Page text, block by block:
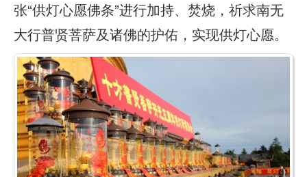
张“供灯心愿佛条”进行加持、焚烧，祈求南无
大行普贤菩萨及诸佛的护佑，实现供灯心愿。